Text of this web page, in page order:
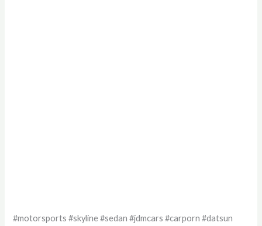
#motorsports #skyline #sedan #jdmcars #carporn #datsun